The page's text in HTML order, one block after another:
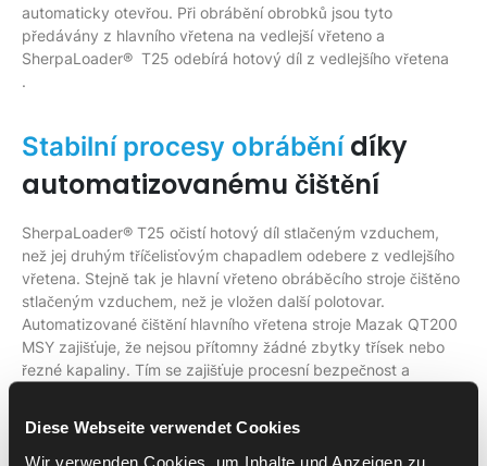
Diese Webseite verwendet Cookies
Wir verwenden Cookies, um Inhalte und Anzeigen zu
automaticky otevřou. Při obrábění obrobků jsou tyto
předávány z hlavního vřetena na vedlejší vřeteno a
SherpaLoader® T25 odebírá hotový díl z vedlejšího vřetena
.
Stabilní procesy obráběnídíky
automatizovanému čištění
SherpaLoader® T25 očistí hotový díl stlačeným vzduchem,
než jej druhým tříčelisťovým chapadlem odebere z vedlejšího
vřetena. Stejně tak je hlavní vřeteno obráběcího stroje čištěno
stlačeným vzduchem, než je vložen další polotovar.
Automatizované čištění hlavního vřetena stroje Mazak QT200
MSY zajišťuje, že nejsou přítomny žádné zbytky třísek nebo
řezné kapaliny. Tím se zajišťuje procesní bezpečnost a
bylo způsobeno nečistotami. To vede k delším intervalům
údržby a podporuje hospodárnost výroby. Během odebírání